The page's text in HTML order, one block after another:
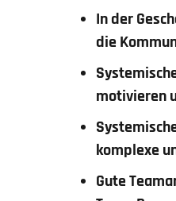
In der
die
motivieren
komplexe
Gute